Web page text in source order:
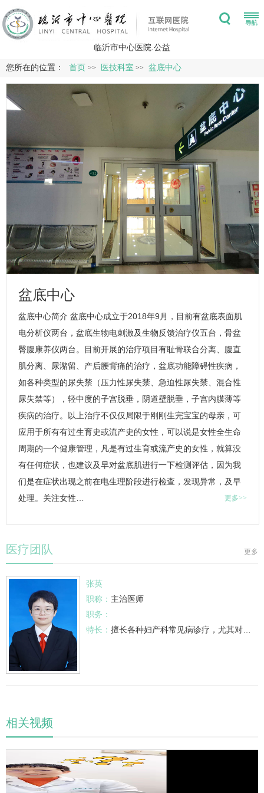
临沂市中心医院.公益
您所在的位置： 首页 >> 医技科室 >> 盆底中心
盆底中心
盆底中心简介 盆底中心成立于2018年9月，目前有盆底表面肌
电分析仪两台，盆底生物电刺激及生物反馈治疗仪五台，骨盆
臀腹康养仪两台。目前开展的治疗项目有耻骨联合分离、腹直
肌分离、尿潴留、产后腰背痛的治疗， 盆底功能障碍性疾病，
如各种类型的尿失禁（压力性尿失禁、急迫性尿失禁、混合性
尿失禁等），轻中度的子宫脱垂，阴道壁脱垂，子宫内膜薄等
疾病的治疗。以上治疗不仅仅局限于刚刚生完宝宝的母亲，可
应用于所有有过生育史或流产史的女性，可以说是女性全生命
周期的一个健康管理，凡是有过生育或流产史的女性，就算没
有任何症状，也建议及早对盆底肌进行一下检测评估，因为我
们是在症状出现之前在电生理阶段进行检查，发现异常，及早
处理。关注女性…
更多>>
更多
医疗团队
张英
职称： 主治医师
职务：
特长： 擅长各种妇产科常见病诊疗，尤其对盆底
相关视频